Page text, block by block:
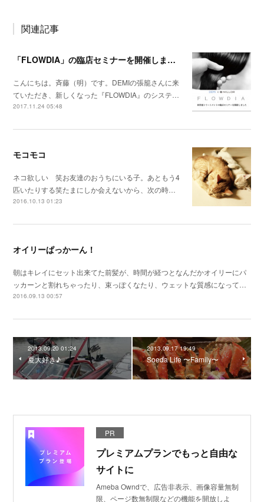
関連記事
「FLOWDIA」の臨店セミナーを開催しました
こんにちは。斉藤（明）です。DEMIの張籠さんに来
ていただき、新しくなった『FLOWDIA』のシステ…
2017.11.24 05:48
モコモコ
ネコ欲しい 笑お友達のおうちにいる子。あともう4
匹いたりする笑たまにしか会えないから、次の時…
2016.10.13 01:23
オイリーぱっかーん！
朝はキレイにセット出来てた前髪が、時間が経つとなんだかオイリーにパ
ッカーンと割れちゃったり、束っぽくなたり、ウェットな質感になって…
2016.09.13 00:57
2013.09.20 01:24
夏大好き♪
2013.09.17 19:49
Soeda Life 〜Family〜
PR
プレミアムプランでもっと自由な
サイトに
Ameba Owndで、広告非表示、画像容量無制
限、ページ数無制限などの機能を開放しよ